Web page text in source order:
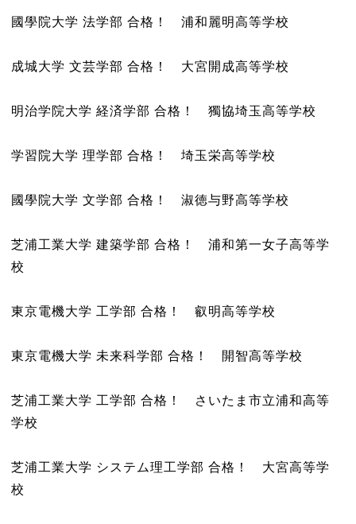
國學院大学 法学部 合格！ 浦和麗明高等学校
成城大学 文芸学部 合格！ 大宮開成高等学校
明治学院大学 経済学部 合格！ 獨協埼玉高等学校
学習院大学 理学部 合格！ 埼玉栄高等学校
國學院大学 文学部 合格！ 淑徳与野高等学校
芝浦工業大学 建築学部 合格！ 浦和第一女子高等学
校
東京電機大学 工学部 合格！ 叡明高等学校
東京電機大学 未来科学部 合格！ 開智高等学校
芝浦工業大学 工学部 合格！ さいたま市立浦和高等
学校
芝浦工業大学 システム理工学部 合格！ 大宮高等学
校